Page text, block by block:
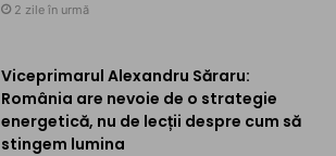
2 zile în urmă
Viceprimarul Alexandru Săraru:
România are nevoie de o strategie
energetică, nu de lecții despre cum să
stingem lumina